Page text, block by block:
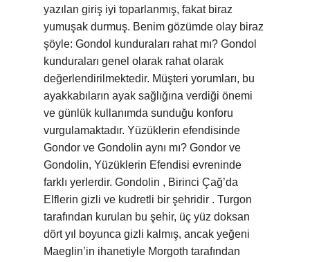
yazılan giriş iyi toparlanmış, fakat biraz
yumuşak durmuş. Benim gözümde olay biraz
şöyle: Gondol kunduraları rahat mı? Gondol
kunduraları genel olarak rahat olarak
değerlendirilmektedir. Müşteri yorumları, bu
ayakkabıların ayak sağlığına verdiği önemi
ve günlük kullanımda sunduğu konforu
vurgulamaktadır. Yüzüklerin efendisinde
Gondor ve Gondolin aynı mı? Gondor ve
Gondolin, Yüzüklerin Efendisi evreninde
farklı yerlerdir. Gondolin , Birinci Çağ’da
Elflerin gizli ve kudretli bir şehridir . Turgon
tarafından kurulan bu şehir, üç yüz doksan
dört yıl boyunca gizli kalmış, ancak yeğeni
Maeglin’in ihanetiyle Morgoth tarafından